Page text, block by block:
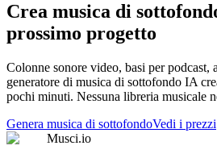
Crea musica di
prossimo progetto
Colonne sonore video, basi per podcast,
generatore di musica di sottofondo IA
pochi minuti. Nessuna libreria musicale
Genera musica di sottofondoVedi i prezzi
Musci.io